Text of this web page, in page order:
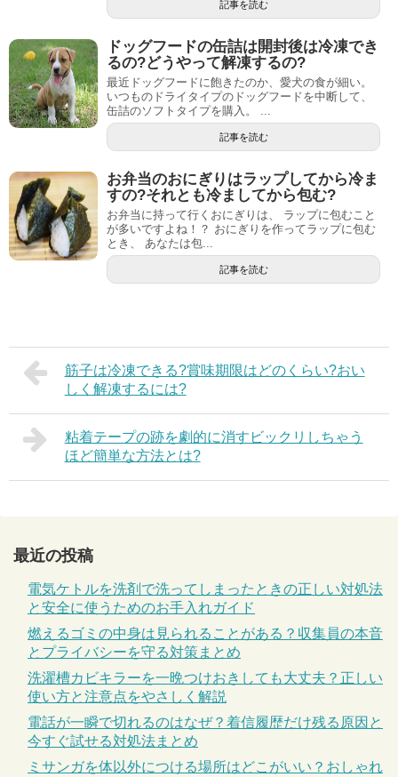
記事を読む
ドッグフードの缶詰は開封後は冷凍でき
るの?どうやって解凍するの?
最近ドッグフードに飽きたのか、愛犬の食が細い。
いつものドライタイプのドッグフードを中断して、
缶詰のソフトタイプを購入。 ...
記事を読む
お弁当のおにぎりはラップしてから冷ま
すの?それとも冷ましてから包む?
お弁当に持って行くおにぎりは、 ラップに包むこと
が多いですよね！？ おにぎりを作ってラップに包む
とき、 あなたは包...
記事を読む
筋子は冷凍できる?賞味期限はどのくらい?おい
しく解凍するには?
粘着テープの跡を劇的に消すビックリしちゃう
ほど簡単な方法とは?
最近の投稿
電気ケトルを洗剤で洗ってしまったときの正しい対処法
と安全に使うためのお手入れガイド
燃えるゴミの中身は見られることがある？収集員の本音
とプライバシーを守る対策まとめ
洗濯槽カビキラーを一晩つけおきしても大丈夫？正しい
使い方と注意点をやさしく解説
電話が一瞬で切れるのはなぜ？着信履歴だけ残る原因と
今すぐ試せる対処法まとめ
ミサンガを体以外につける場所はどこがいい？おしゃれ